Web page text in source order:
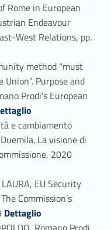
Rome in European
Endeavour
West Relations, pp.
method "must
Purpose and
Prodi's European
13
e cambiamento
La visione di
2020
LAURA, EU Security
Commission’s
Link identifier #identifier_person_146203-15
Dettaglio